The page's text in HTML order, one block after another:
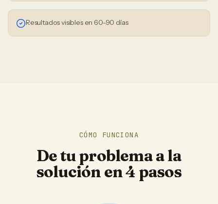
Resultados visibles en 60-90 días
CÓMO FUNCIONA
De tu problema a la
solución en 4 pasos